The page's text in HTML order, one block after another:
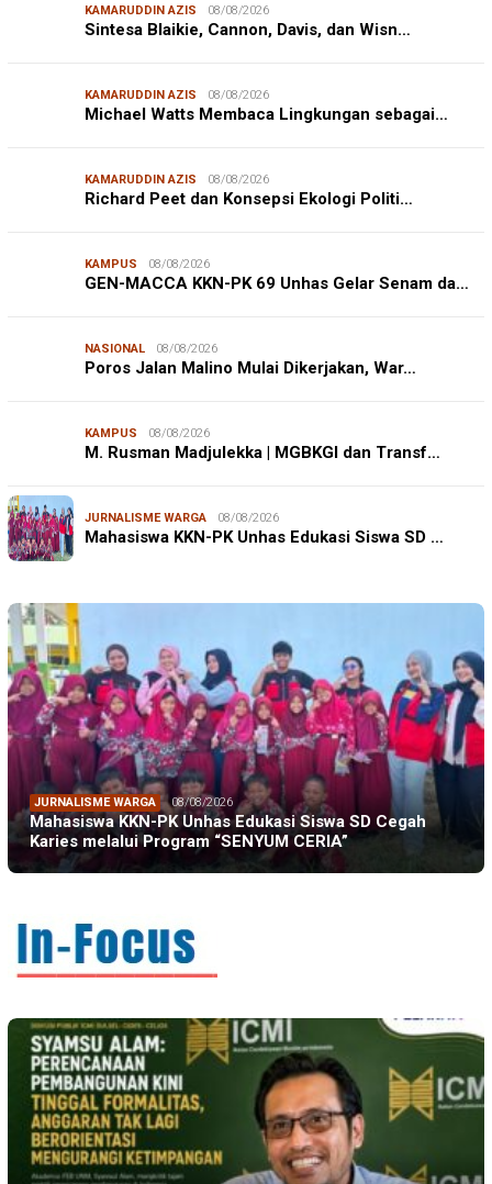
KAMARUDDIN AZIS 08/08/2026
Sintesa Blaikie, Cannon, Davis, dan Wisn…
KAMARUDDIN AZIS 08/08/2026
Michael Watts Membaca Lingkungan sebagai…
KAMARUDDIN AZIS 08/08/2026
Richard Peet dan Konsepsi Ekologi Politi…
KAMPUS 08/08/2026
GEN-MACCA KKN-PK 69 Unhas Gelar Senam da…
NASIONAL 08/08/2026
Poros Jalan Malino Mulai Dikerjakan, War…
KAMPUS 08/08/2026
M. Rusman Madjulekka | MGBKGI dan Transf…
JURNALISME WARGA 08/08/2026
Mahasiswa KKN-PK Unhas Edukasi Siswa SD …
JURNALISME WARGA 08/08/2026
Mahasiswa KKN-PK Unhas Edukasi Siswa SD Cegah
Karies melalui Program “SENYUM CERIA”